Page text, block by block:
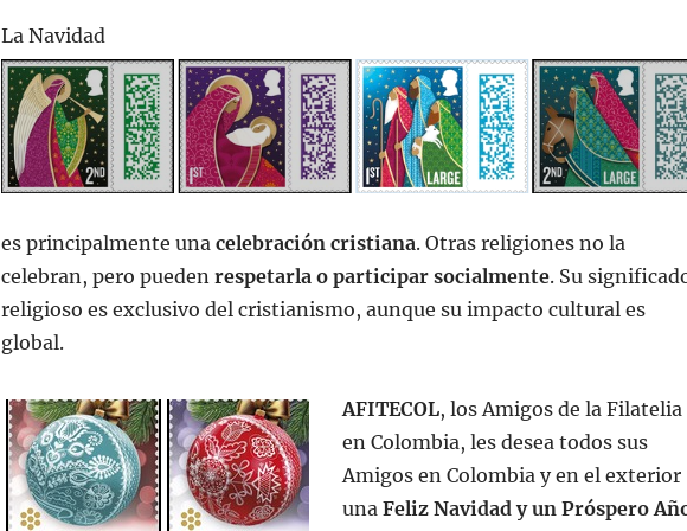
La Navidad
es principalmente una celebración cristiana. Otras religiones no la
celebran, pero pueden respetarla o participar socialmente. Su
religioso es exclusivo del cristianismo, aunque su impacto cultural es
global.
AFITECOL, los Amigos de la Filatelia
en Colombia, les desea todos sus
Amigos en Colombia y en el exterior
unaFeliz Navidad y un Próspero